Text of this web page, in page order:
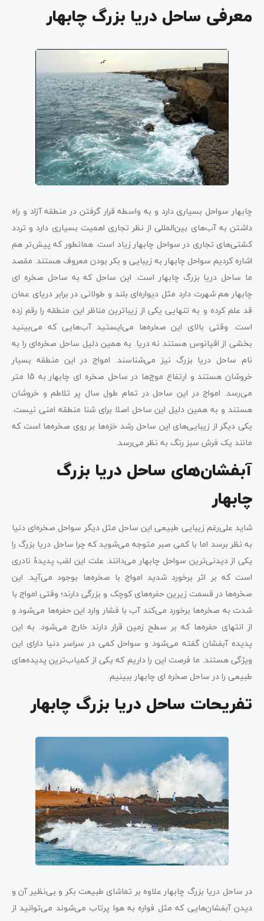
معرفی ساحل دریا بزرگ چابهار
چابهار سواحل بسیاری دارد و به واسطه قرار گرفتن در منطقه آزاد و راه
داشتن به آب‌های بین‌المللی از نظر تجاری اهمیت بسیاری دارد و تردد
کشتی‌های تجاری در سواحل چابهار زیاد است. همانطور که پیش‌تر هم
اشاره کردیم سواحل چابهار به زیبایی و بکر بودن معروف هستند. مقصد
ما ساحل دریا بزرگ چابهار است. این ساحل که به ساحل صخره ای
چابهار هم شهرت دارد مثل دیواره‌ای بلند و طولانی در برابر دریای عمان
قد علم کرده و به تنهایی یکی از زیباترین مناظر این منطقه را رقم زده
است. وقتی بالای این صخره‌ها می‌ایستید آب‌هایی که می‌بینید
بخشی از اقیانوس هستند نه دریا. به همین دلیل ساحل صخره‌ای را به
نام ساحل دریا بزرگ نیز می‌شناسند. امواج در این منطقه بسیار
خروشان هستند و ارتفاع موج‌ها در ساحل صخره ای چابهار به 15 متر
می‌رسد. امواج در این ساحل در تمام طول سال پر تلاطم و خروشان
هستند و به همین دلیل این ساحل اصلا برای شنا منطقه امنی نیست.
یکی دیگر از زیبایی‌های این ساحل رشد خزه‌ها بر روی صخره‌ها است که
مانند یک فرش سبز رنگ به نظر می‌رسد.
آبفشان‌های ساحل دریا بزرگ
چابهار
شاید علی‌رغم زیبایی طبیعی این ساحل مثل دیگر سواحل صخره‌ای دنیا
به نظر برسد اما با کمی صبر متوجه می‌شوید که چرا ساحل دریا بزرگ را
یکی از دیدنی‌ترین سواحل چابهار می‌دانند. علت این لقب پدیدۀ نادری
است که بر اثر برخورد شدید امواج با صخره‌ها بوجود می‌آید. این
صخره‌ها در قسمت زیرین حفره‌های کوچک و بزرگی دارند؛ وقتی امواج با
شدت به صخره‌ها برخورد می‌کند آب با فشار وارد این حفره‌ها می‌شود و
از انتهای حفره‌ها که بر سطح زمین قرار دارند خارج می‌شود. به این
پدیده آبفشان گفته می‌شود و سواحل کمی در سراسر دنیا دارای این
ویژگی هستند. ما فرصت این را داریم که یکی از کمیاب‌ترین پدیده‌های
طبیعی را در ساحل صخره ای چابهار ببینیم.
تفریحات ساحل دریا بزرگ چابهار
در ساحل دریا بزرگ چابهار علاوه بر تماشای طبیعت بکر و بی‌نظیر آن و
دیدن آ‌بفشان‌هایی که مثل فواره به هوا پرتاب می‌شوند می‌توانید از